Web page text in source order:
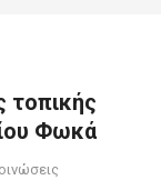
τοπικής
Φωκά